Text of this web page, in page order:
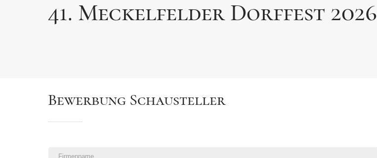
41. Meckelfelder Dorffest 2026
Bewerbung Schausteller